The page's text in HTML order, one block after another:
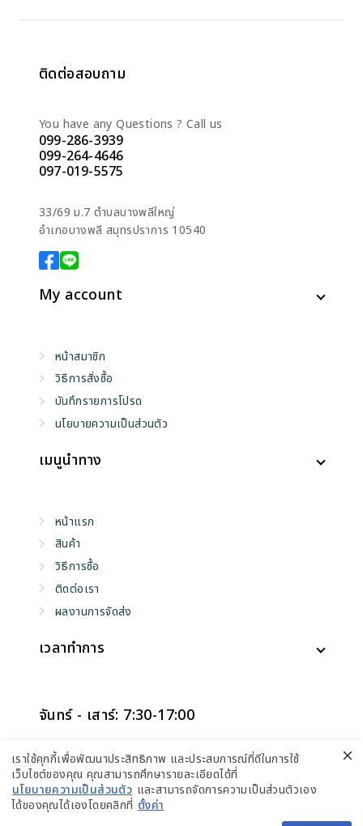
ติดต่อสอบถาม
You have any Questions ? Call us
099-286-3939
099-264-4646
097-019-5575
33/69 ม.7 ตำบลบางพลีใหญ่
อำเภอบางพลี สมุทรปราการ 10540
My account
หน้าสมาชิก
วิธีการสั่งซื้อ
บันทึกรายการโปรด
นโยบายความเป็นส่วนตัว
เมนูนำทาง
หน้าแรก
สินค้า
วิธีการซื้อ
ติดต่อเรา
ผลงานการจัดส่ง
เวลาทำการ
จันทร์ - เสาร์: 7:30-17:00
อาทิตย์: ปิดทำการ
เราใช้คุกกี้เพื่อพัฒนาประสิทธิภาพ และประสบการณ์ที่ดีในการใช้
เว็บไซต์ของคุณ คุณสามารถศึกษารายละเอียดได้ที่
นโยบายความเป็นส่วนตัว และสามารถจัดการความเป็นส่วนตัวเอง
ได้ของคุณได้เองโดยคลิกที่ ตั้งค่า